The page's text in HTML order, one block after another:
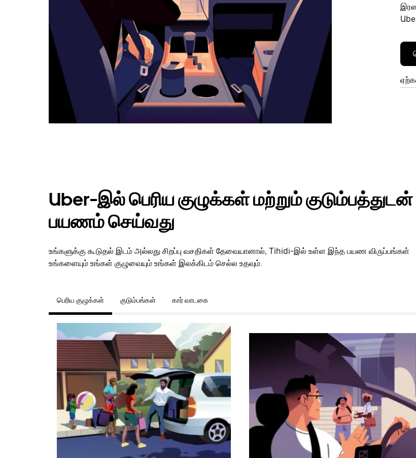
Uber-இல் பெரிய குழுக்கள் மற்றும் குடும்பத்துடன்
பயணம் செய்வது
உங்களுக்கு கூடுதல் இடம் அல்லது சிறப்பு வசதிகள் தேவையானால், Tihidi-இல் உள்ள இந்த பயண விருப்பங்கள்
உங்களையும் உங்கள் குழுவையும் உங்கள் இலக்கிடம் செல்ல உதவும்.
பெரிய குழுக்கள் குடும்பங்கள் கார் வாடகை